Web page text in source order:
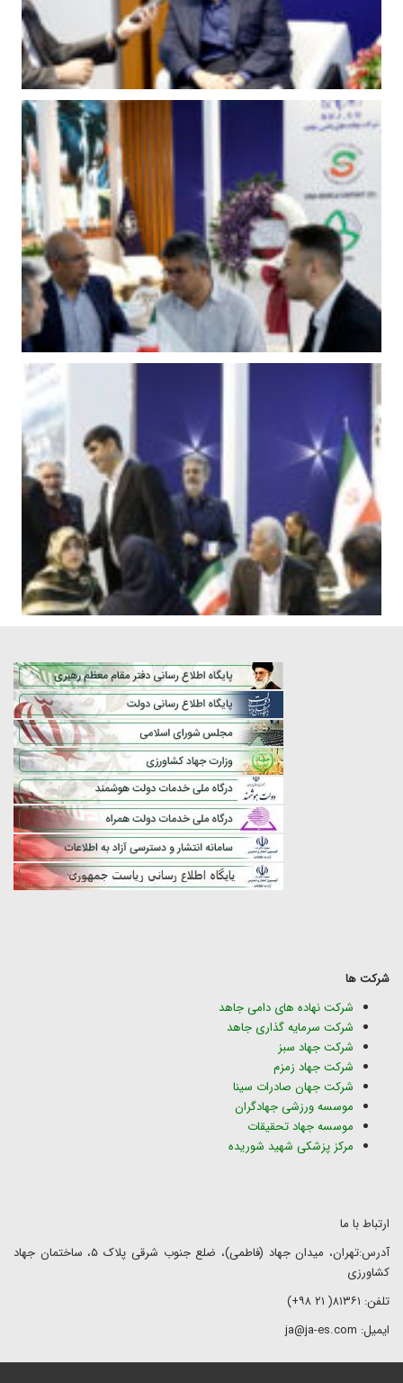
شرکت ها
شرکت نهاده های دامی جاهد
شرکت سرمایه گذاری جاهد
شرکت جهاد سبز
شرکت جهاد زمزم
شرکت جهان صادرات سینا
موسسه ورزشی جهادگران
موسسه جهاد تحقیقات
مرکز پزشکی شهید شوریده
ارتباط با ما
آدرس:تهران، میدان جهاد (فاطمی)، ضلع جنوب شرقی پلاک ۵، ساختمان جهاد
کشاورزی
تلفن: ۸۱۳۶۱( ۲۱ ۹۸+)
ایمیل: ja@ja-es.com